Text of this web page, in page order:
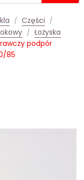
Części
Łożyska
podpór
85